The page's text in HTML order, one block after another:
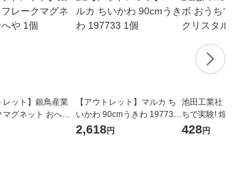
レット】銀鳥産業
マグネット おへや
【アウトレット】マルカ ち
いかわ 90cmうきわ 197733
1個
2,618円
池田工業社 こ
ちで実験! 煌め
780 1個
428円